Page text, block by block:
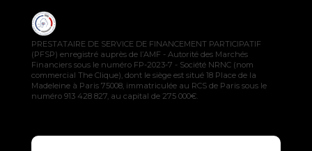
PRESTATAIRE DE SERVICE DE FINANCEMENT PARTICIPATIF
(PFSP) enregistré auprès de l’AMF - Autorité des Marchés
Financiers sous le numéro FP-2023-7 - Société NRNC (nom
commercial The Clique), dont le siège est situé 18 Place de la
Madeleine à Paris 75008, immatriculée au RCS de Paris sous le
numéro 913 428 827, au capital de 275 000€.